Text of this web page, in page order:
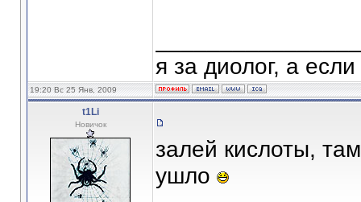
я за диолог, а
19:20 Вс 25 Янв, 2009
t1Li
Новичок
залей кислоты,
ушло